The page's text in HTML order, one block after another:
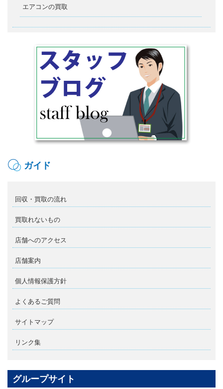
エアコンの買取
ガイド
回収・買取の流れ
買取れないもの
店舗へのアクセス
店舗案内
個人情報保護方針
よくあるご質問
サイトマップ
リンク集
グループサイト